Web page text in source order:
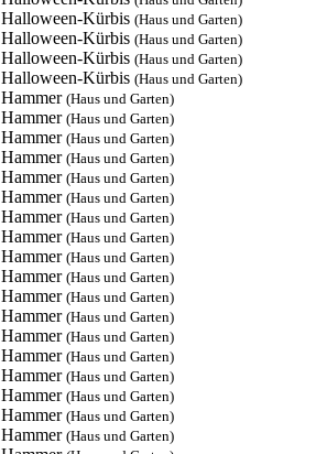
Halloween-Kürbis (Haus und Garten)
Halloween-Kürbis (Haus und Garten)
Halloween-Kürbis (Haus und Garten)
Halloween-Kürbis (Haus und Garten)
Hammer (Haus und Garten)
Hammer (Haus und Garten)
Hammer (Haus und Garten)
Hammer (Haus und Garten)
Hammer (Haus und Garten)
Hammer (Haus und Garten)
Hammer (Haus und Garten)
Hammer (Haus und Garten)
Hammer (Haus und Garten)
Hammer (Haus und Garten)
Hammer (Haus und Garten)
Hammer (Haus und Garten)
Hammer (Haus und Garten)
Hammer (Haus und Garten)
Hammer (Haus und Garten)
Hammer (Haus und Garten)
Hammer (Haus und Garten)
Hammer (Haus und Garten)